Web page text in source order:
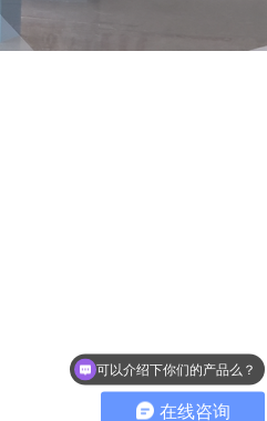
在线咨询
可以介绍下你们的产品么？